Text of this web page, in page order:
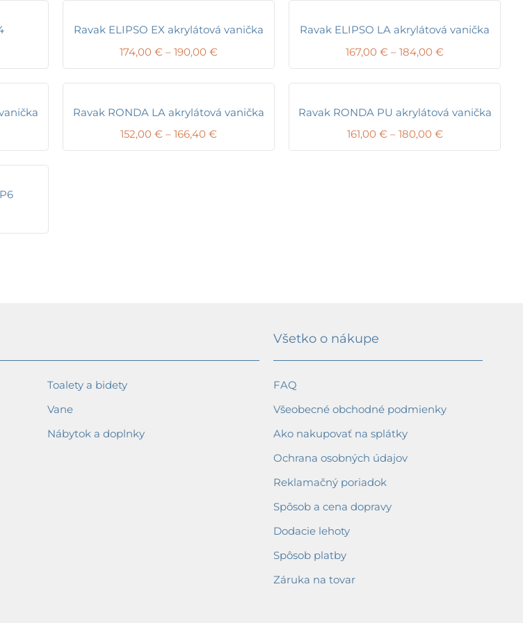
€
€
Ravak ELIPSO EX akrylátová vanička
174,00 € – 190,00 €
range:
174,00 €
190,00 €
Ravak ELIPSO LA akrylátová vanička
167,00 € – 184,00 €
range:
167,00 €
184,00 €
€
€
Ravak RONDA LA akrylátová vanička
152,00 € – 166,40 €
range:
Ravak RONDA PU akrylátová vanička
161,00 € – 180,00 €Price
range:
Toalety a bidety
Vane
Nábytok a doplnky
Všetko o nákupe
FAQ
Všeobecné obchodné podmienky
Ako nakupovať na splátky
Ochrana osobných údajov
Reklamačný poriadok
Spôsob a cena dopravy
Dodacie lehoty
Spôsob platby
Záruka na tovar